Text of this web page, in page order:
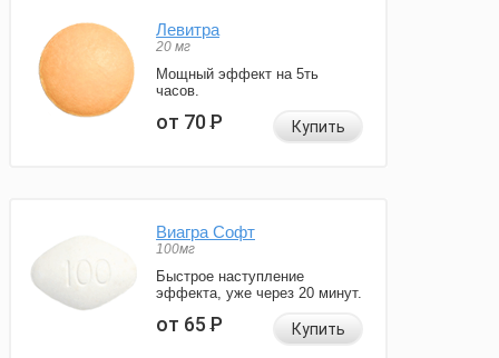
Левитра
20 мг
Мощный эффект на 5ть
часов.
от 70Р Купить
Виагра Софт
100мг
Быстрое наступление
эффекта, уже через 20 минут.
от 65Р Купить